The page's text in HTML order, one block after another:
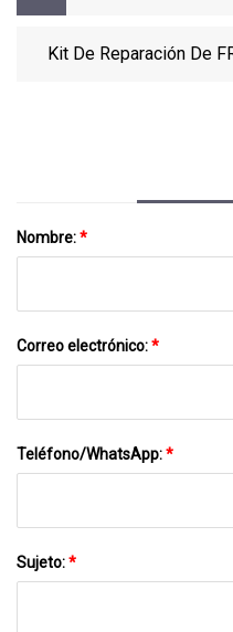
Kit De Reparación De
Nombre:*
Correo electrónico:*
Teléfono/WhatsApp:*
Sujeto:*